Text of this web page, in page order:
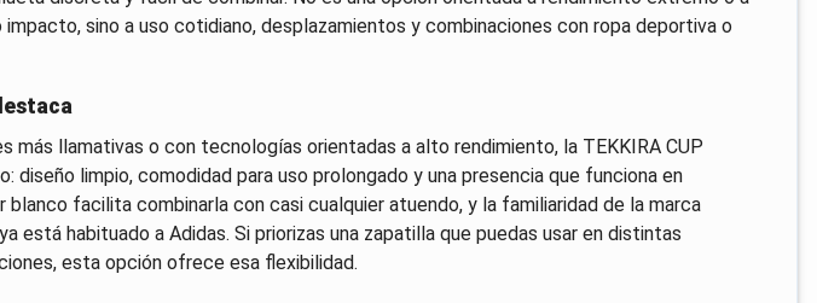
sino a uso cotidiano, desplazamientos y combinaciones con ropa deportiva o
más llamativas o con tecnologías orientadas a alto rendimiento, la TEKKIRA CUP
diseño limpio, comodidad para uso prolongado y una presencia que funciona en
facilita combinarla con casi cualquier atuendo, y la familiaridad de la marca
está habituado a Adidas. Si priorizas una zapatilla que puedas usar en distintas
esta opción ofrece esa flexibilidad.